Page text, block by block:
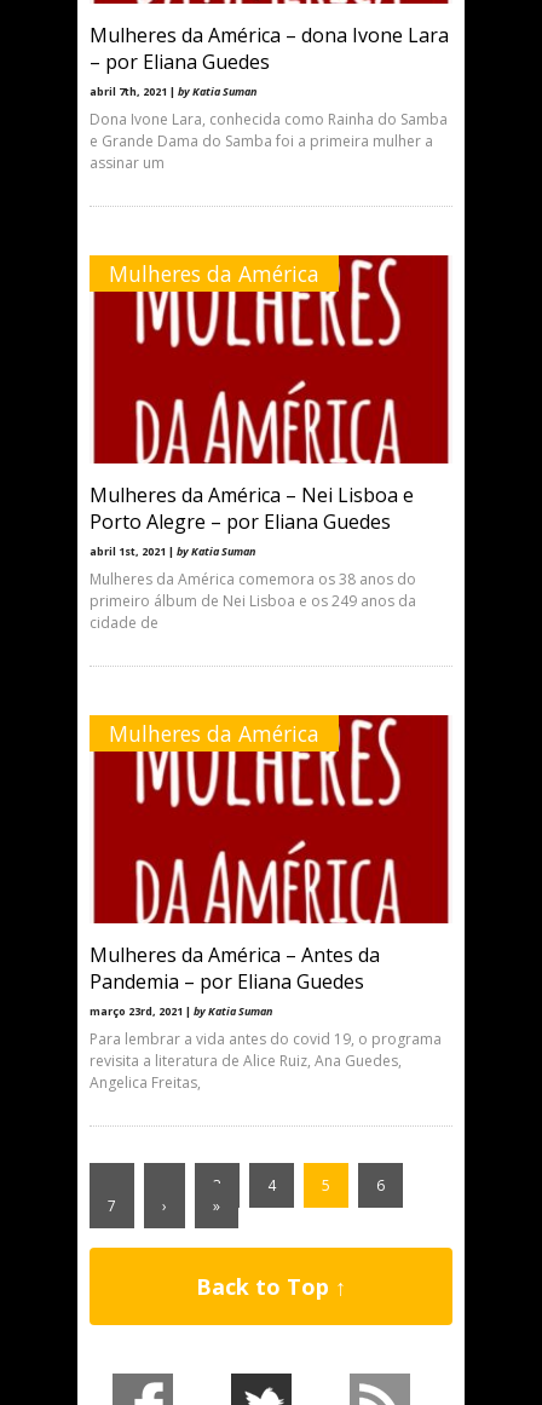
Mulheres da América – dona Ivone Lara
– por Eliana Guedes
abril 7th, 2021 | by Katia Suman
Dona Ivone Lara, conhecida como Rainha do Samba
e Grande Dama do Samba foi a primeira mulher a
assinar um
Mulheres da América
Mulheres da América – Nei Lisboa e
Porto Alegre – por Eliana Guedes
abril 1st, 2021 | by Katia Suman
Mulheres da América comemora os 38 anos do
primeiro álbum de Nei Lisboa e os 249 anos da
cidade de
Mulheres da América
Mulheres da América – Antes da
Pandemia – por Eliana Guedes
março 23rd, 2021 | by Katia Suman
Para lembrar a vida antes do covid 19, o programa
revisita a literatura de Alice Ruiz, Ana Guedes,
Angelica Freitas,
3 4 5
6
7
› »
Back to Top ↑